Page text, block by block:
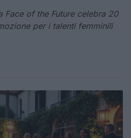
Face of the Future celebra 20
per i talenti femminili